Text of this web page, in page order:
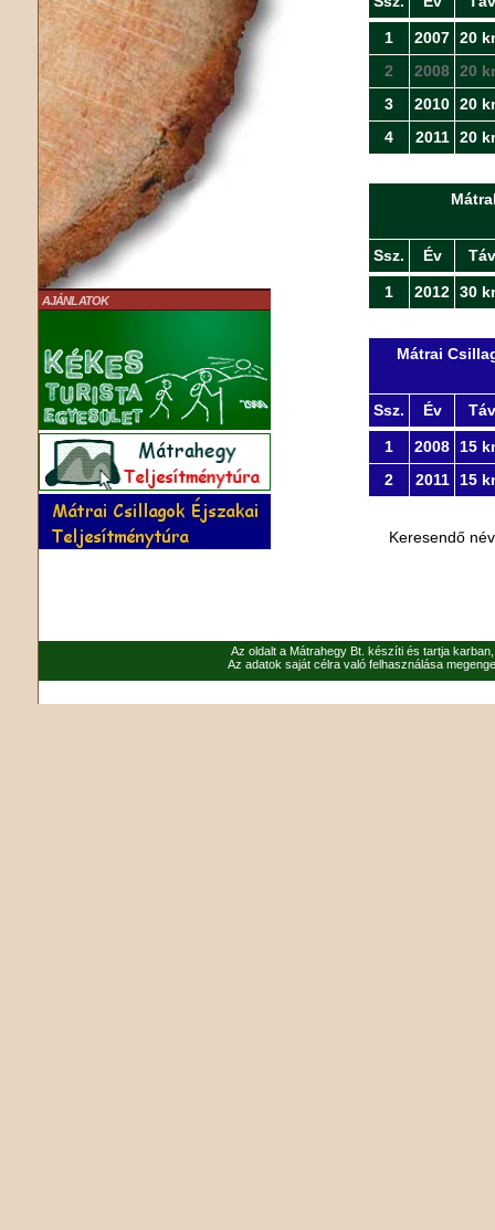
AJÁNLATOK
1 2007 20
2
2008 20
3
2010 20
4
2011 20
Ssz. Év Táv
1 2012 30
Mátrai
Ssz. Év Táv
1 2008
15
2
2011 15
Keresendő
Az oldalt a Mátrahegy Bt. készíti és tartja
Az adatok saját célra való felhasználása